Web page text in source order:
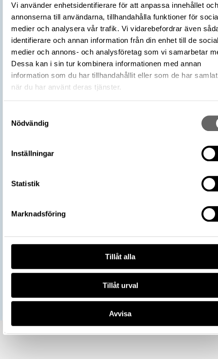
Vi använder enhetsidentifierare för att anpassa innehållet och
annonserna till användarna, tillhandahålla funktioner för
medier och analysera vår trafik. Vi vidarebefordrar även
identifierare och annan information från din enhet till de
medier och annons- och analysföretag som vi samarbetar
Dessa kan i sin tur kombinera informationen med annan
information som du har tillhandahållit eller som de har
när du har använt deras tjänster.
Nödvändig
Inställningar
Statistik
Marknadsföring
Tillåt alla
Tillåt urval
Avvisa
Storlek
Diameter 28 mm
Tjocklek 8 mm
Antal
1
Datering
800 – 1100
Tidsperiod
Vikingatid
Föremålsnummer
419676_HST
Andra nummer
Undernummer: 39
Omnämns i katalog
Förvärvsdatum
Fyndplats
L2017:1568, Socken: Adelsö socken,
Kommun: Ekerö kommun, Landskap:
https://samlingar.shm.se/object/
licensen CC0.
Mer information om licenser hos Statens historiska museer.